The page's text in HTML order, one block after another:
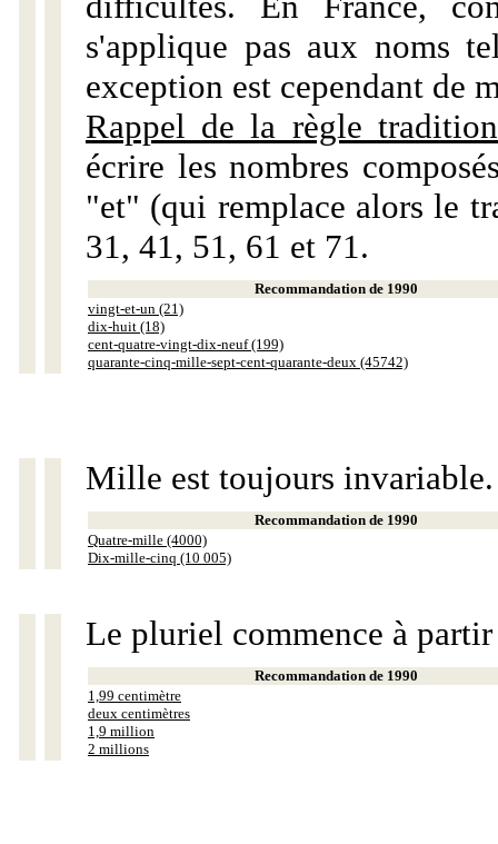
s'applique pas aux noms
exception est cependant de
Rappel de la règle
écrire les nombres
"et" (qui remplace alors le
31, 41, 51, 61 et 71.
Recommandation de 1990
vingt-et-un (21)
dix-huit (18)
cent-quatre-vingt-dix-neuf (199)
quarante-cinq-mille-sept-cent-quarante-deux (45742)
Mille est toujours invariable.
Recommandation de 1990
Quatre-mille (4000)
Dix-mille-cinq (10 005)
Le pluriel commence à
Recommandation de 1990
1,99 centimètre
deux centimètres
1,9 million
2 millions